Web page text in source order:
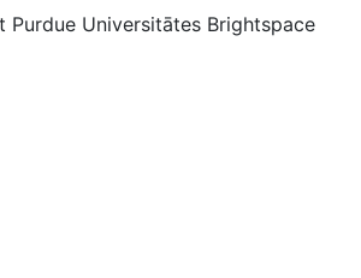
Universitātes Brightspace